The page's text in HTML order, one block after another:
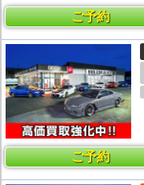
ご予約
ご予約